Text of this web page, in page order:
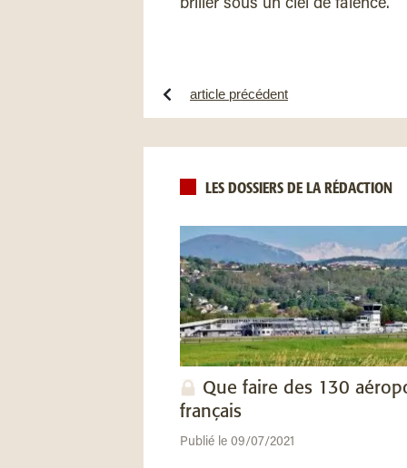
briller sous un ciel de faïence.
article précédent
LES DOSSIERS DE LA RÉDACTION
Que faire des 130
français
Publié le 09/07/2021